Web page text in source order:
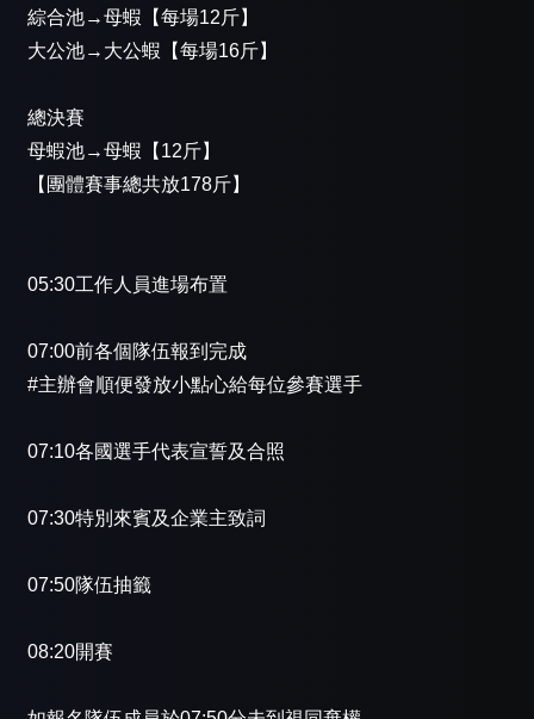
綜合池→母蝦【每場12斤】
大公池→大公蝦【每場16斤】
總決賽
母蝦池→母蝦【12斤】
【團體賽事總共放178斤】
05:30工作人員進場布置
07:00前各個隊伍報到完成
#主辦會順便發放小點心給每位參賽選手
07:10各國選手代表宣誓及合照
07:30特別來賓及企業主致詞
07:50隊伍抽籤
08:20開賽